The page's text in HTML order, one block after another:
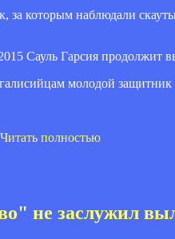
за которым наблюдали
Сауль Гарсия продолжит
молодой защитник
Читать полностью
не заслужил